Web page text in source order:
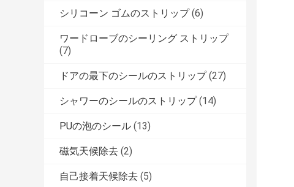
シリコーン ゴムのストリップ (6)
ワードローブのシーリング ストリップ
(7)
ドアの最下のシールのストリップ (27)
シャワーのシールのストリップ (14)
PUの泡のシール (13)
磁気天候除去 (2)
自己接着天候除去 (5)